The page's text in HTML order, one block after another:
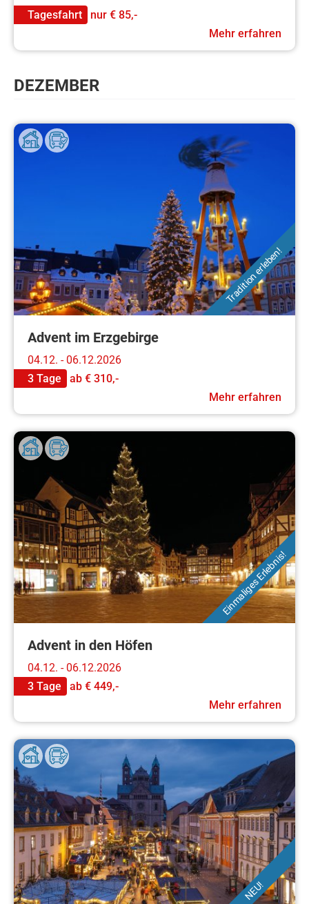
Tagesfahrt
nur € 85,-
Mehr erfahren
DEZEMBER
Tradition erleben!
Advent im Erzgebirge
04.12. - 06.12.2026
3 Tage
ab € 310,-
Mehr erfahren
Einmaliges Erlebnis!
Advent in den Höfen
04.12. - 06.12.2026
3 Tage
ab € 449,-
Mehr erfahren
NEU!